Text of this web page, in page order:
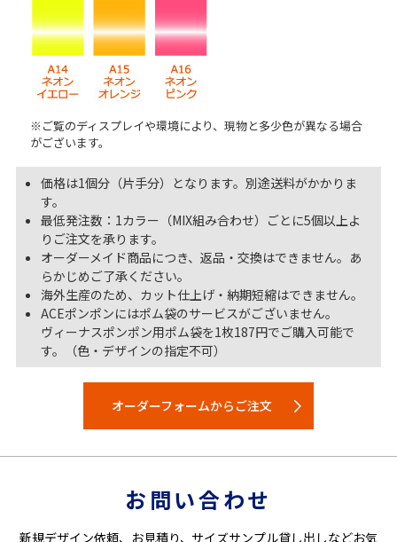
※ご覧のディスプレイや環境により、現物と多少色が異なる場合
がございます。
価格は1個分（片手分）となります。別途送料がかかりま
す。
最低発注数：1カラー（MIX組み合わせ）ごとに5個以上よ
りご注文を承ります。
オーダーメイド商品につき、返品・交換はできません。あ
らかじめご了承ください。
海外生産のため、カット仕上げ・納期短縮はできません。
ACEポンポンにはポム袋のサービスがございません。
ヴィーナスポンポン用ポム袋を1枚187円でご購入可能で
す。（色・デザインの指定不可）
オーダーフォームからご注文
お問い合わせ
新規デザイン依頼、お見積り、サイズサンプル貸し出しなどお気